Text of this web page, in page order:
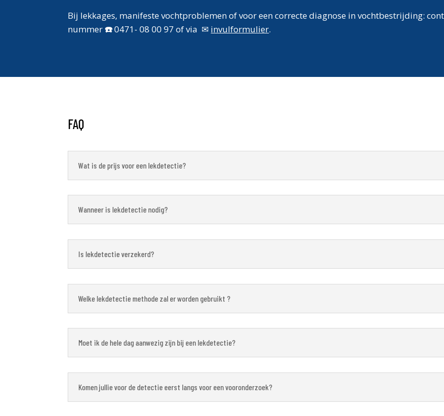
Bij lekkages, manifeste vochtproblemen of voor een correcte diagnose in vochtbestrijding:
nummer ☎️0471- 08 00 97 of via ✉ invulformulier.
FAQ
Wat is de prijs voor een lekdetectie?
Wanneer is lekdetectie nodig?
Is lekdetectie verzekerd?
Welke lekdetectie methode zal er worden gebruikt ?
Moet ik de hele dag aanwezig zijn bij een lekdetectie?
Komen jullie voor de detectie eerst langs voor een vooronderzoek?